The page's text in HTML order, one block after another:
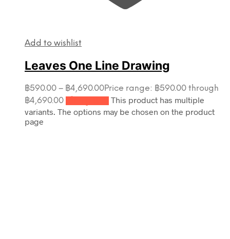
Add to wishlist
Leaves One Line Drawing
฿590.00 – ฿4,690.00Price range: ฿590.00 through
฿4,690.00
This product has multiple
variants. The options may be chosen on the product
page